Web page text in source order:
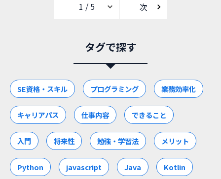
次
タグで探す
SE資格・スキル プログラミング 業務効率化
キャリアパス 仕事内容 できること
入門 将来性 勉強・学習法 メリット
Python javascript Java Kotlin